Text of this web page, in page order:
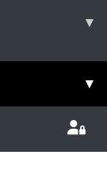
▾
▾